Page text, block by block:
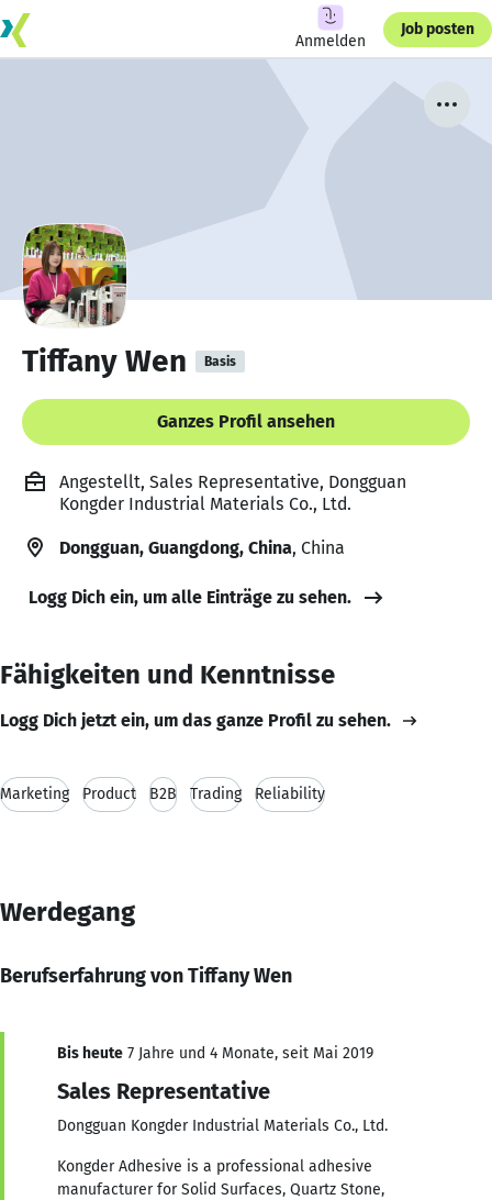
Anmelden
Job posten
Tiffany Wen Basis
Ganzes Profil ansehen
Angestellt, Sales Representative, Dongguan
Kongder Industrial Materials Co., Ltd.
Dongguan, Guangdong, China, China
Logg Dich ein, um alle Einträge zu sehen.
Fähigkeiten und Kenntnisse
Logg Dich jetzt ein, um das ganze Profil zu sehen.
Marketing Product B2B Trading Reliability
Werdegang
Berufserfahrung von Tiffany Wen
Bis heute 7 Jahre und 4 Monate, seit Mai 2019
Sales Representative
Dongguan Kongder Industrial Materials Co., Ltd.
Kongder Adhesive is a professional adhesive
manufacturer for Solid Surfaces, Quartz Stone,